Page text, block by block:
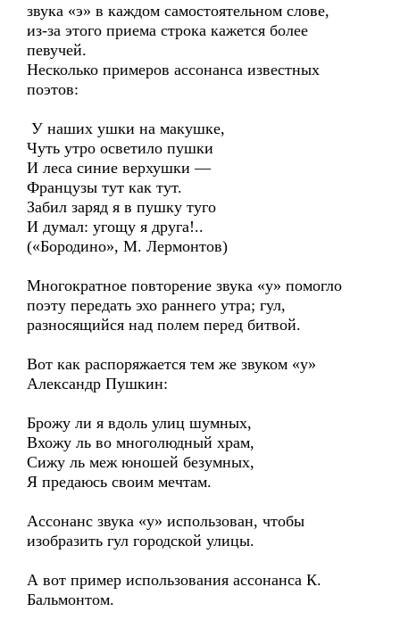
звука «э» в каждом самостоятельном слове,
из-за этого приема строка кажется более
певучей.
Несколько примеров ассонанса известных
поэтов:
У наших ушки на макушке,
Чуть утро осветило пушки
И леса синие верхушки —
Французы тут как тут.
Забил заряд я в пушку туго
И думал: угощу я друга!..
(«Бородино», М. Лермонтов)
Многократное повторение звука «у» помогло
поэту передать эхо раннего утра; гул,
разносящийся над полем перед битвой.
Вот как распоряжается тем же звуком «у»
Александр Пушкин:
Брожу ли я вдоль улиц шумных,
Вхожу ль во многолюдный храм,
Сижу ль меж юношей безумных,
Я предаюсь своим мечтам.
Ассонанс звука «у» использован, чтобы
изобразить гул городской улицы.
А вот пример использования ассонанса К.
Бальмонтом.